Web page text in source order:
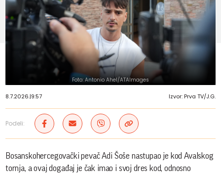
Foto: Antonio Ahel/ATAImages
8.7.2026.|9:57 Izvor: Prva TV/J.G.
Podeli:
Bosanskohercegovački pevač Adi Šoše nastupao je kod Avalskog
tornja, a ovaj događaj je čak imao i svoj dres kod, odnosno